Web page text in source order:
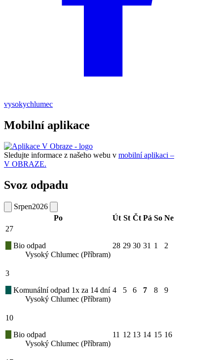
vysokychlumec
Mobilní aplikace
Sledujte informace z našeho webu v mobilní aplikaci –
V OBRAZE.
Svoz odpadu
Srpen2026
Po
Út St Čt Pá So Ne
27
Bio odpad
Vysoký Chlumec (Příbram)
28 29 30 31 1 2
3
Komunální odpad 1x za 14 dní
Vysoký Chlumec (Příbram)
4 5 6 7 8 9
10
Bio odpad
Vysoký Chlumec (Příbram)
11 12 13 14 15 16